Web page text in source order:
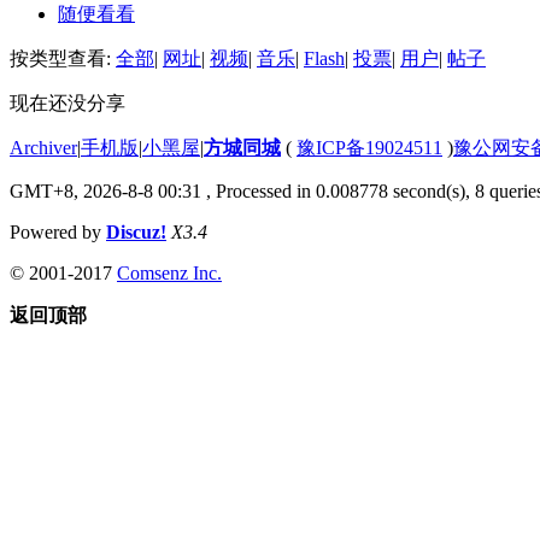
随便看看
按类型查看: 全部| 网址| 视频| 音乐| Flash| 投票| 用户| 帖子
现在还没分享
Archiver|手机版|小黑屋|方城同城 ( 豫ICP备19024511 )豫公网安
GMT+8, 2026-8-8 00:31 , Processed in 0.008778 second(s), 8
Powered by Discuz! X3.4
© 2001-2017 Comsenz Inc.
返回顶部